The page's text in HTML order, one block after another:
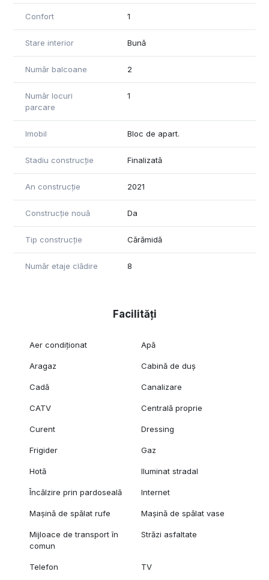
Confort 1
Stare interior Bună
Număr balcoane 2
Număr locuri
parcare
1
Imobil Bloc de apart.
Stadiu construcție Finalizată
An construcție 2021
Construcție nouă Da
Tip construcție Cărămidă
Număr etaje clădire 8
Facilități
Aer condiționat Apă
Aragaz Cabină de duș
Cadă Canalizare
CATV Centrală proprie
Curent Dressing
Frigider Gaz
Hotă Iluminat stradal
Încălzire prin pardoseală Internet
Mașină de spălat rufe Mașină de spălat vase
Mijloace de transport în
comun
Străzi asfaltate
Telefon TV